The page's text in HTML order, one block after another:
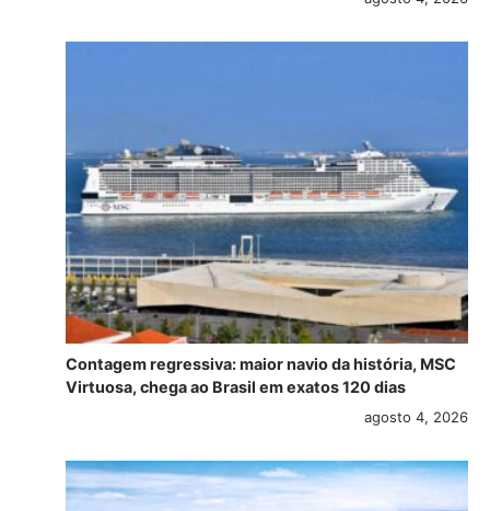
Contagem regressiva: maior navio da história, MSC
Virtuosa, chega ao Brasil em exatos 120 dias
agosto 4, 2026